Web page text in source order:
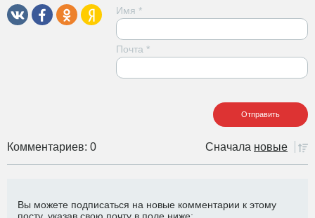
Имя *
Почта *
Комментариев: 0 Сначала новые
Вы можете подписаться на новые комментарии к этому